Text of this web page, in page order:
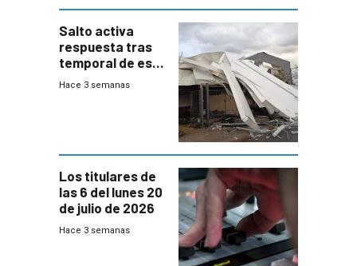
Salto activa
respuesta tras
temporal de este
sábado con
Hace 3 semanas
Los titulares de
las 6 del lunes 20
de julio de 2026
Hace 3 semanas